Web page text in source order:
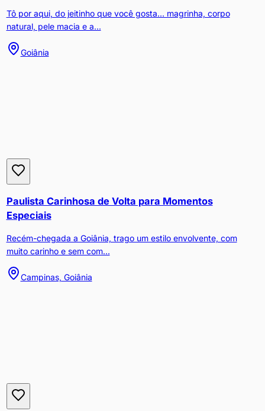
Tô por aqui, do jeitinho que você gosta… magrinha, corpo
natural, pele macia e a...
Goiânia
Paulista Carinhosa de Volta para Momentos
Especiais
Recém-chegada a Goiânia, trago um estilo envolvente, com
muito carinho e sem com...
Campinas, Goiânia